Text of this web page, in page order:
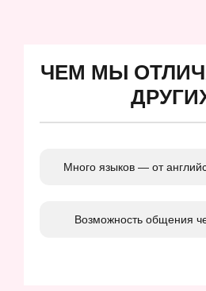
ЧЕМ МЫ
Много языков — от
Возможность общения